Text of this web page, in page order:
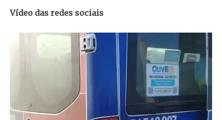
Vídeo das redes sociais